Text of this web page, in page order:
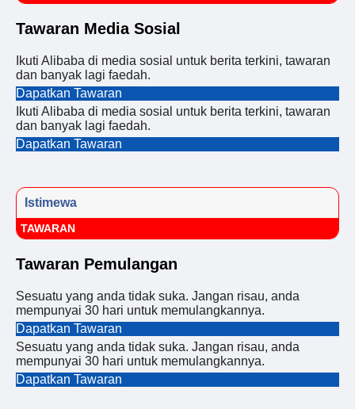
Tawaran Media Sosial
Ikuti Alibaba di media sosial untuk berita terkini, tawaran
dan banyak lagi faedah.
Dapatkan Tawaran
Ikuti Alibaba di media sosial untuk berita terkini, tawaran
dan banyak lagi faedah.
Dapatkan Tawaran
Istimewa
TAWARAN
Tawaran Pemulangan
Sesuatu yang anda tidak suka. Jangan risau, anda
mempunyai 30 hari untuk memulangkannya.
Dapatkan Tawaran
Sesuatu yang anda tidak suka. Jangan risau, anda
mempunyai 30 hari untuk memulangkannya.
Dapatkan Tawaran